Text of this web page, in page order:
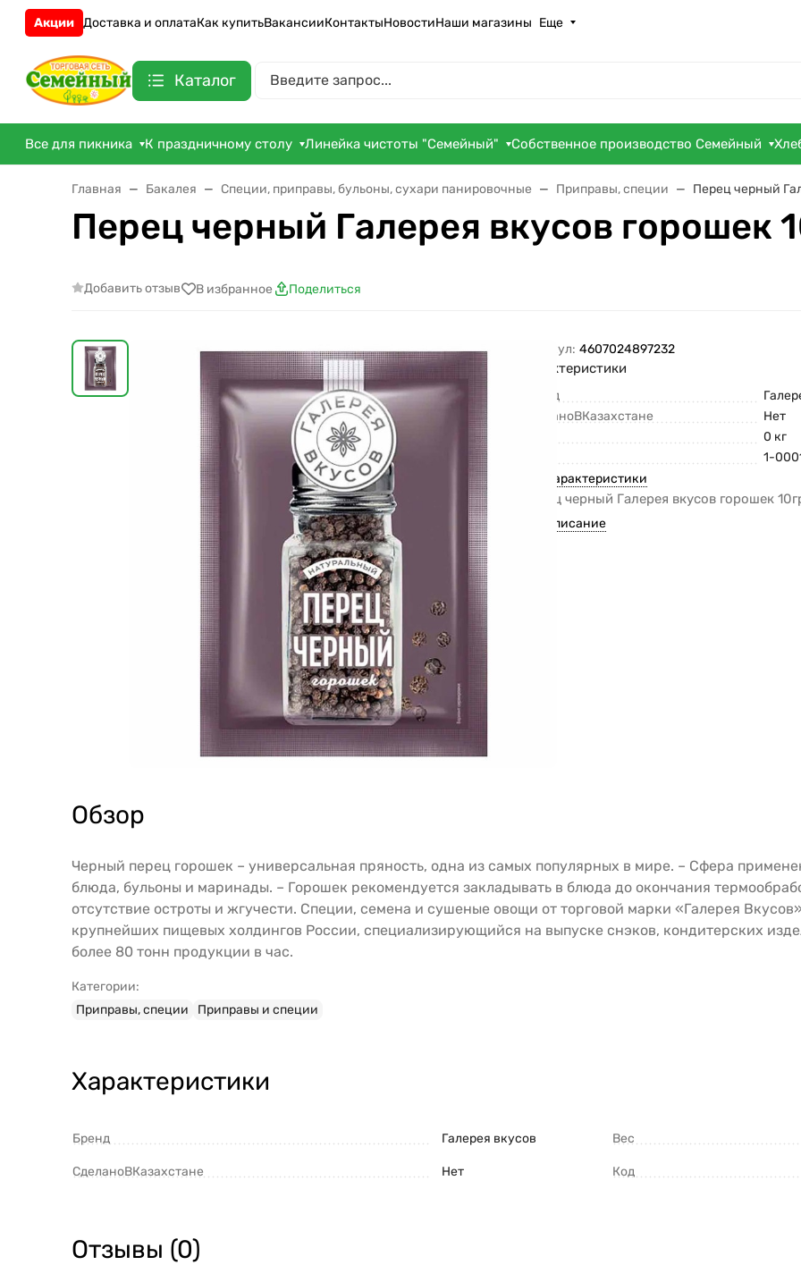
Акции Доставка и оплатаКак купитьВакансииКонтактыНовостиНаши магазины Еще
Каталог
Все для пикника К праздничному столу Линейка чистоты "Семейный" Собственное производство Семейный
Главная Бакалея Специи, приправы, бульоны, сухари панировочные Приправы, специи Перец черный
Перец черный Галерея вкусов горошек
Добавить отзыв В избранное Поделиться
Артикул: 4607024897232
Характеристики
Бренд
СделаноВКазахстане
Нет
0 кг
1-
Все характеристики
Перец черный Галерея вкусов горошек
Все описание
Обзор
Черный перец горошек – универсальная пряность, одна из самых популярных в мире. – Сфера
блюда, бульоны и маринады. – Горошек рекомендуется закладывать в блюда до окончания
отсутствие остроты и жгучести. Специи, семена и сушеные овощи от торговой марки «Галерея
крупнейших пищевых холдингов России, специализирующийся на выпуске снэков, кондитерских
более 80 тонн продукции в час.
Категории:
Приправы, специи
Приправы и специи
Характеристики
Бренд Галерея вкусов
СделаноВКазахстане Нет
Вес
Код
Отзывы (0)